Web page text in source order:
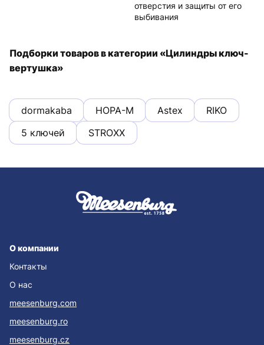
отверстия и защиты от его
выбивания
Подборки товаров в категории «Цилиндры ключ-
вертушка»
dormakaba НОРА-М Astex
RIKO
5 ключей
STROXX
О компании
Контакты
О нас
meesenburg.com
meesenburg.ro
meesenburg.cz